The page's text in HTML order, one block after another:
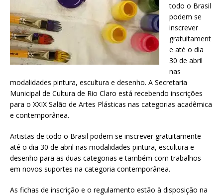
todo o Brasil
podem se
inscrever
gratuitament
e até o dia
30 de abril
nas
modalidades pintura, escultura e desenho. A Secretaria
Municipal de Cultura de Rio Claro está recebendo inscrições
para o XXIX Salão de Artes Plásticas nas categorias acadêmica
e contemporânea.
Artistas de todo o Brasil podem se inscrever gratuitamente
até o dia 30 de abril nas modalidades pintura, escultura e
desenho para as duas categorias e também com trabalhos
em novos suportes na categoria contemporânea.
As fichas de inscrição e o regulamento estão à disposição na